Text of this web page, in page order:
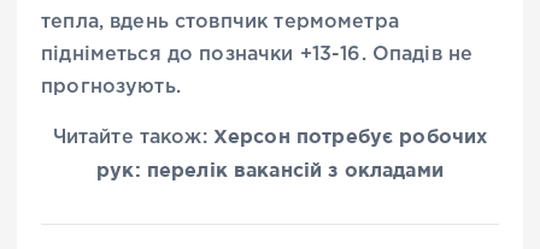
тепла, вдень стовпчик термометра
підніметься до позначки +13-16. Опадів не
прогнозують.
Читайте також: Херсон потребує робочих
рук: перелік вакансій з окладами